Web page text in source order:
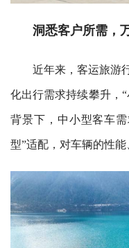
洞悉客户所需，
近年来，客运旅游
化出行需求持续攀升，
背景下，中小型客车
型”适配，对车辆的性能